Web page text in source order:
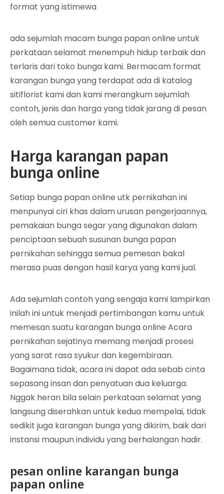
format yang istimewa
ada sejumlah macam bunga papan online untuk
perkataan selamat menempuh hidup terbaik dan
terlaris dari toko bunga kami. Bermacam format
karangan bunga yang terdapat ada di katalog
sitiflorist kami dan kami merangkum sejumlah
contoh, jenis dan harga yang tidak jarang di pesan
oleh semua customer kami.
Harga karangan papan
bunga online
Setiap bunga papan online utk pernikahan ini
menpunyai ciri khas dalam urusan pengerjaannya,
pemakaian bunga segar yang digunakan dalam
penciptaan sebuah susunan bunga papan
pernikahan sehingga semua pemesan bakal
merasa puas dengan hasil karya yang kami jual.
Ada sejumlah contoh yang sengaja kami lampirkan
inilah ini untuk menjadi pertimbangan kamu untuk
memesan suatu karangan bunga online Acara
pernikahan sejatinya memang menjadi prosesi
yang sarat rasa syukur dan kegembiraan.
Bagaimana tidak, acara ini dapat ada sebab cinta
sepasang insan dan penyatuan dua keluarga.
Nggak heran bila selain perkataan selamat yang
langsung diserahkan untuk kedua mempelai, tidak
sedikit juga karangan bunga yang dikirim, baik dari
instansi maupun individu yang berhalangan hadir.
pesan online karangan bunga
papan online